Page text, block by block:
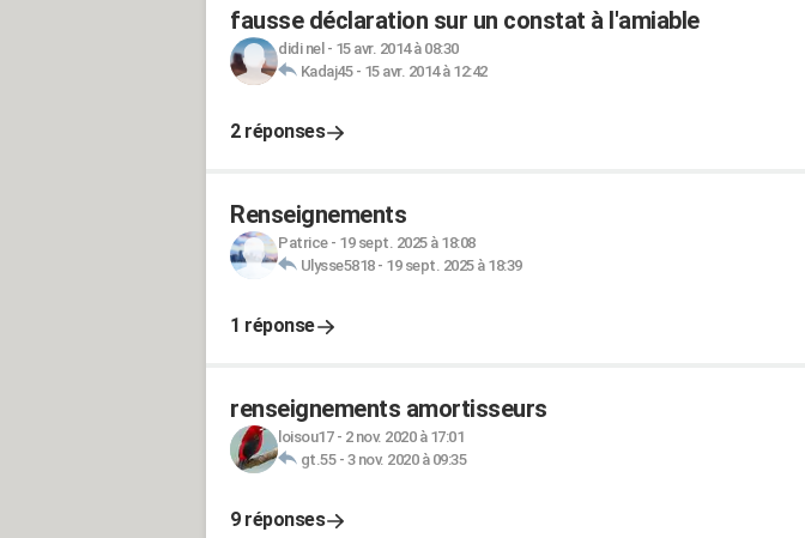
fausse déclaration sur un constat à l'amiable
didi nel - 15 avr. 2014 à 08:30
Kadaj45- 15 avr. 2014 à 12:42
2 réponses
Renseignements
Patrice- 19 sept. 2025 à 18:08
Ulysse5818- 19 sept. 2025 à 18:39
1 réponse
renseignements amortisseurs
loisou17- 2 nov. 2020 à 17:01
gt.55- 3 nov. 2020 à 09:35
9 réponses